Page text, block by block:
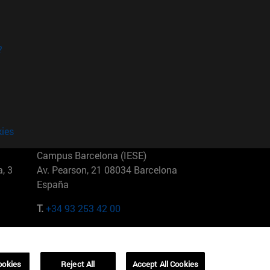
3
Campus Barcelona (IESE)
Av. Pearson, 21 08034 Barcelona
España
T.+34 93 253 42 00
01321001 Bela Vista Brasil
Reject All Accept All Cookies